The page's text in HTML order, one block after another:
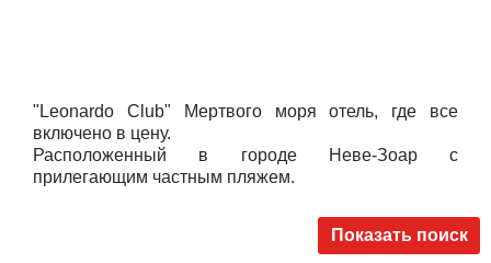
"Leonardo Club" Мертвого моря отель, где все
включено в цену.
Расположенный в городе Неве-Зоар с
прилегающим частным пляжем.
Показать поиск